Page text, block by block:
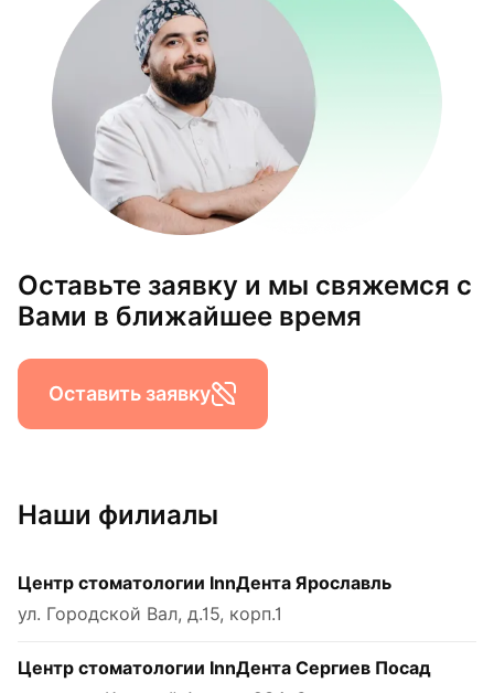
Оставьте заявку и мы свяжемся с
Вами в ближайшее время
Оставить заявку
Наши филиалы
Центр стоматологии InnДента Ярославль
ул. Городской Вал, д.15, корп.1
Центр стоматологии InnДента Сергиев Посад